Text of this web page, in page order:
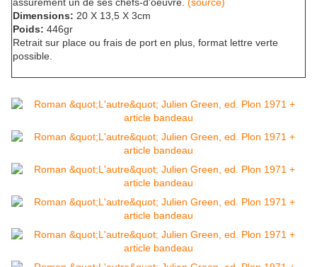
Dimensions: 20 X 13,5 X 3cm
Poids: 446gr
Retrait sur place ou frais de port en plus, format lettre verte
possible.